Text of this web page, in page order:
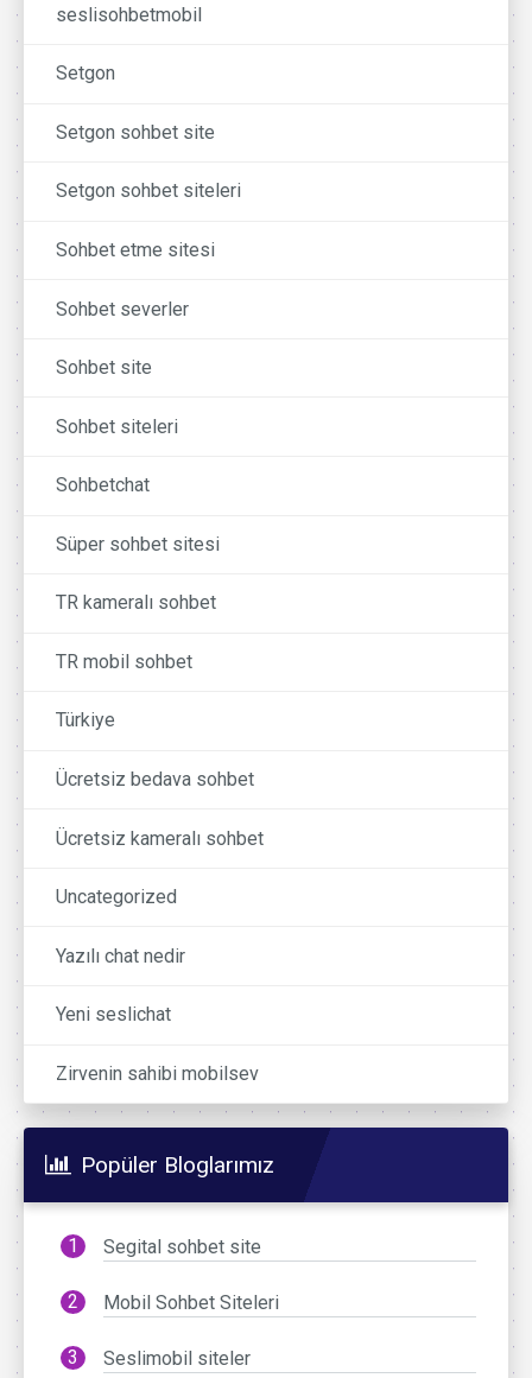
seslisohbetmobil
Setgon
Setgon sohbet site
Setgon sohbet siteleri
Sohbet etme sitesi
Sohbet severler
Sohbet site
Sohbet siteleri
Sohbetchat
Süper sohbet sitesi
TR kameralı sohbet
TR mobil sohbet
Türkiye
Ücretsiz bedava sohbet
Ücretsiz kameralı sohbet
Uncategorized
Yazılı chat nedir
Yeni seslichat
Zirvenin sahibi mobilsev
Popüler Bloglarımız
Segital sohbet site
Mobil Sohbet Siteleri
Seslimobil siteler